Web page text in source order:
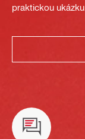
praktickou ukázku.